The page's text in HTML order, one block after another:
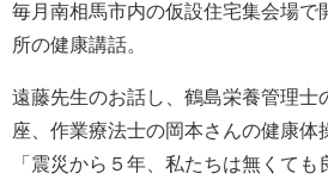
毎月南相馬市内の仮設住宅集会場で
所の健康講話。
遠藤先生のお話し、鶴島栄養管理士
座、作業療法士の岡本さんの健康体
「震災から５年、私たちは無くても